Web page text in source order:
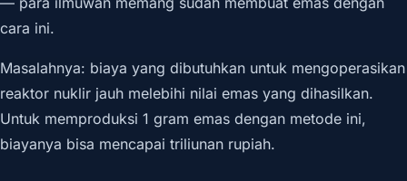
cara ini.
Masalahnya: biaya yang dibutuhkan untuk mengoperasikan
reaktor nuklir jauh melebihi nilai emas yang dihasilkan.
Untuk memproduksi 1 gram emas dengan metode ini,
biayanya bisa mencapai triliunan rupiah.